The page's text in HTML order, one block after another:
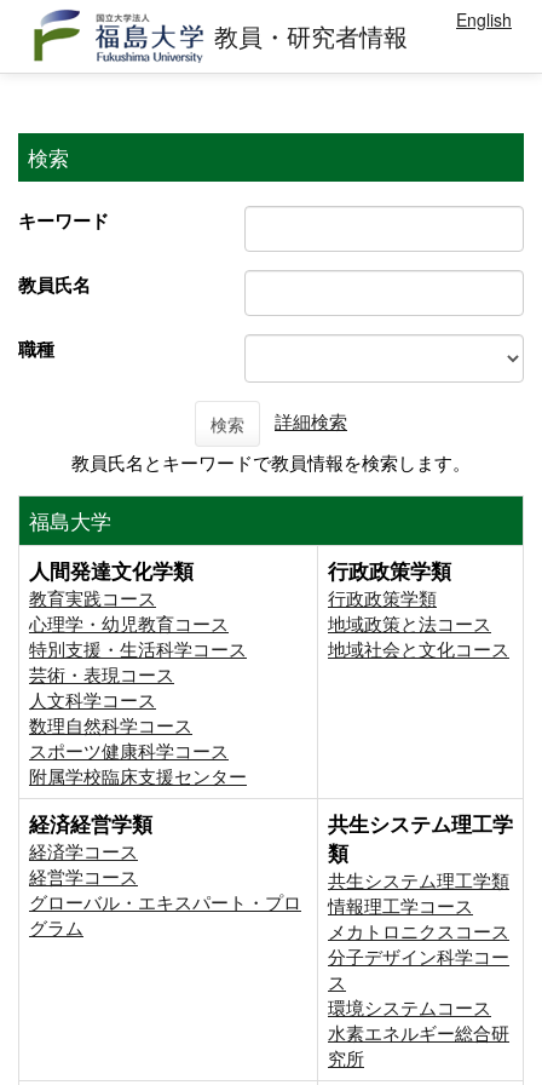
教員・研究者情報 English
検索
キーワード
教員氏名
職種
検索
詳細検索
教員氏名とキーワードで教員情報を検索します。
福島大学
人間発達文化学類
教育実践コース
心理学・幼児教育コース
特別支援・生活科学コース
芸術・表現コース
人文科学コース
数理自然科学コース
スポーツ健康科学コース
附属学校臨床支援センター
行政政策学類
行政政策学類
地域政策と法コース
地域社会と文化コース
経済経営学類
経済学コース
経営学コース
グローバル・エキスパート・プロ
グラム
共生システム理工学
類
共生システム理工学類
情報理工学コース
メカトロニクスコース
分子デザイン科学コー
ス
環境システムコース
⽔素エネルギー総合研
究所